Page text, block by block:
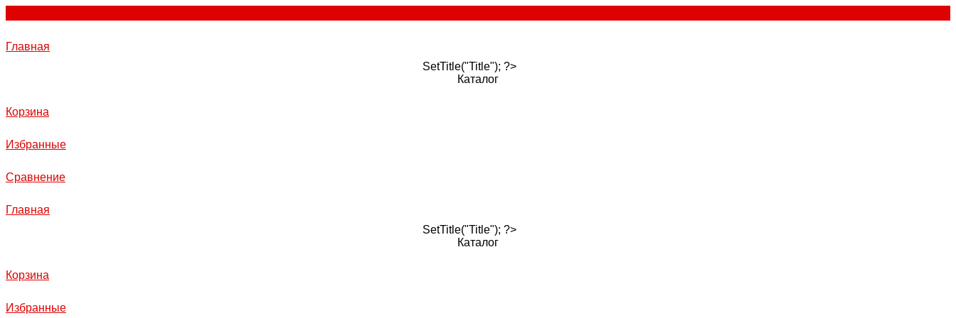
Главная
SetTitle("Title"); ?>
Каталог
Корзина
Избранные
Сравнение
Главная
SetTitle("Title"); ?>
Каталог
Корзина
Избранные